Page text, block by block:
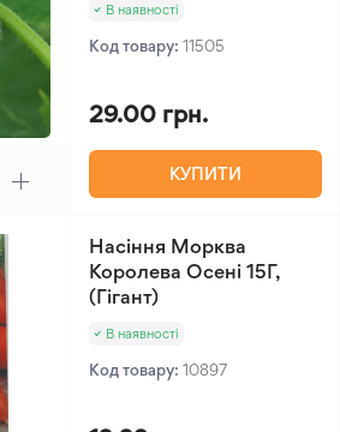
В наявності
Код товару: 11505
29.00 грн.
КУПИТИ
Насіння Морква
Королева Осені 15Г,
(Гігант)
В наявності
Код товару: 10897